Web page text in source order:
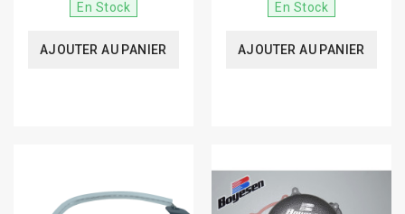
En Stock
AJOUTER AU PANIER
En Stock
AJOUTER AU PANIER